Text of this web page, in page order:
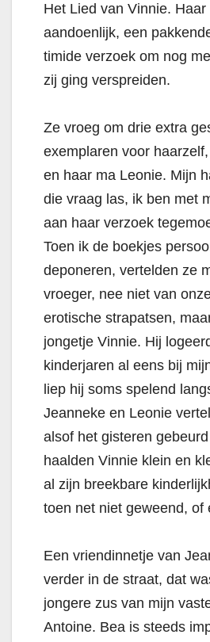
Het Lied van Vinnie.
aandoenlijk, een
timide verzoek om nog
zij ging verspreiden.
Ze vroeg om drie extra
exemplaren voor
en haar ma Leonie. Mijn
die vraag las, ik ben met
aan haar verzoek
Toen ik de boekjes
deponeren, vertelden ze
vroeger, nee niet van
erotische strapatsen,
jongetje Vinnie. Hij
kinderjaren al eens bij
liep hij soms spelend
Jeanneke en Leonie
alsof het gisteren
haalden Vinnie klein en
al zijn breekbare
toen net niet geweend, of
Een vriendinnetje van
verder in de straat, dat
jongere zus van mijn
Antoine. Bea is steeds